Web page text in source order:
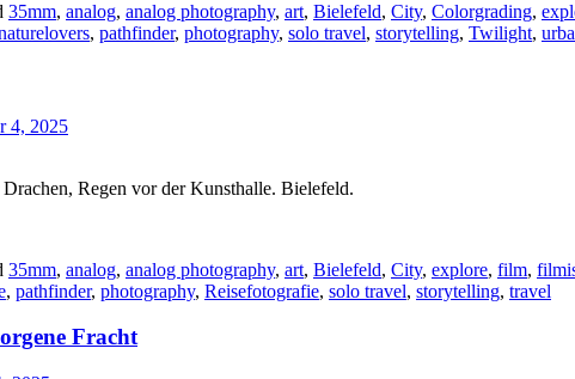
35mm, analog, analog photography, art, Bielefeld, City, Colorgrading,
, pathfinder, photography, solo travel, storytelling, Twilight,
4, 2025
Regen vor der Kunsthalle. Bielefeld.
35mm, analog, analog photography, art, Bielefeld, City, explore, film,
, pathfinder, photography, Reisefotografie, solo travel, storytelling, travel
Fracht